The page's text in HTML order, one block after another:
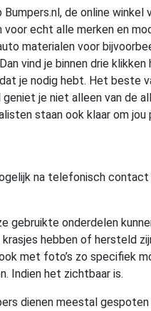
Bumpers.nl, de online winkel
voor echt alle merken en
materialen voor
vind je binnen drie
je nodig hebt. Het beste
geniet je niet alleen van de
staan ook klaar om jou
na telefonisch contact
gebruikte onderdelen
hebben of hersteld
met foto’s zo specifiek
Indien het zichtbaar is.
dienen meestal